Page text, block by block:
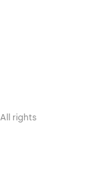
rights